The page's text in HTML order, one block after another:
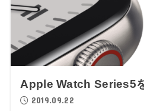
Apple Watch Series5
2019.09.22